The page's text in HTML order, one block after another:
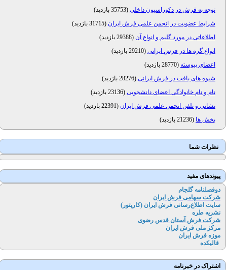
توجه به فرش در دکوراسیون داخلی( 35753 بازدید
)
شرایط عضویت در انجمن علمی فرش ایران (31715 بازدید
)
اطلاعاتی در مورد گلیم و انواع آن (29388 بازدید
)
انواع گره ها در فرش ایرانی( 29210 بازدید
)
اعضای پیوسته(28770 بازدید
)
شیوه های بافت در فرش ایرانی( 28276 بازدید
)
نام و نام خانوادگی اعضای دانشجویی( 23136 بازدید
)
نشانی و تلفن انجمن علمی فرش ایران (22391 بازدید
)
بخش ها (21236 بازدید )
نظرات شما
پیوندهای مفید
دوفصلنامه گلجام
شرکت سهامی فرش ایران
سایت اطلاع‌رسانی فرش ایران (کارپتور)
نشریه طره
شرکت فرش آستان قدس رضوی
مرکز ملی فرش ایران
موزه فرش ایران
قالیکده
اشتراک در خبرنامه